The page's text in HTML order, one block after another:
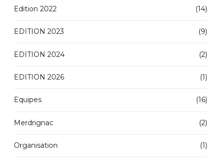
Edition 2022 (14)
EDITION 2023 (9)
EDITION 2024 (2)
EDITION 2026 (1)
Equipes (16)
Merdrignac (2)
Organisation (1)